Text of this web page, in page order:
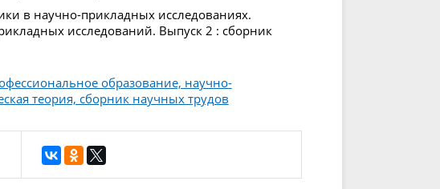
в научно-прикладных исследованиях.
исследований. Выпуск 2 : сборник
образование, научно-
теория, сборник научных трудов